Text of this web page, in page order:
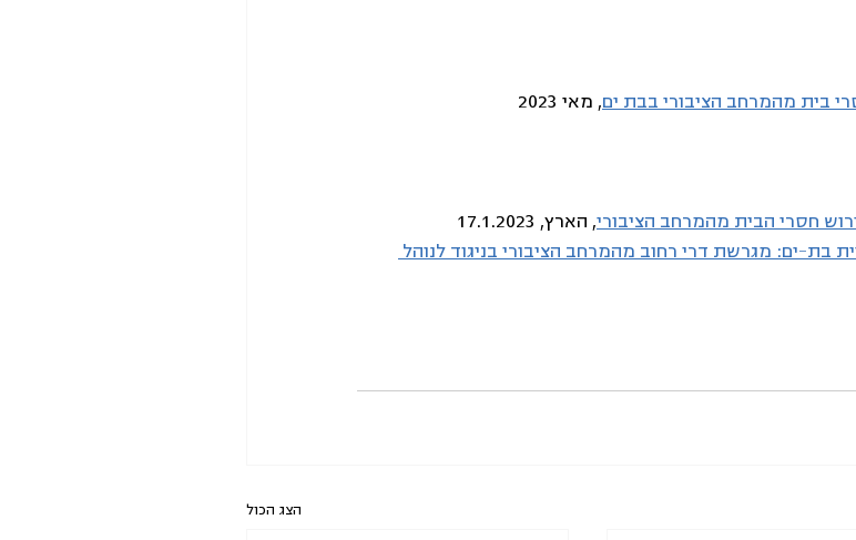
בית מהמרחב הציבורי בבת ים, מאי 2023
חסרי הבית מהמרחב הציבורי, הארץ, 17.1.2023
בת-ים: מגרשת דרי רחוב מהמרחב הציבורי בניגוד לנוהל
הצג הכול